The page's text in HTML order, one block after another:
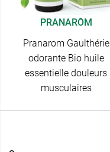
PRANARÔM
Pranarom Gaulthérie
odorante Bio huile
essentielle douleurs
musculaires